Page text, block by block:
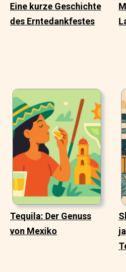
Eine kurze Geschichte
des Erntedankfestes
Tequila: Der Genuss
von Mexiko